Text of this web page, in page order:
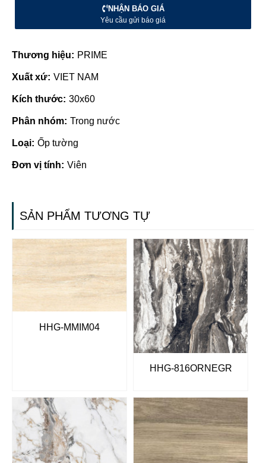
NHẬN BÁO GIÁ
Yêu cầu gửi báo giá
Thương hiệu: PRIME
Xuất xứ: VIET NAM
Kích thước: 30x60
Phân nhóm: Trong nước
Loại: Ốp tường
Đơn vị tính: Viên
SẢN PHẨM TƯƠNG TỰ
HHG-MMIM04
HHG-816ORNEGR